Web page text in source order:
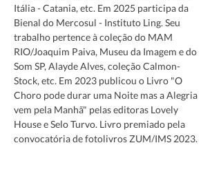
Itália - Catania, etc. Em 2025 participa da
Bienal do Mercosul - Instituto Ling. Seu
trabalho pertence à coleção do MAM
RIO/Joaquim Paiva, Museu da Imagem e do
Som SP, Alayde Alves, coleção Calmon-
Stock, etc. Em 2023 publicou o Livro "O
Choro pode durar uma Noite mas a Alegria
vem pela Manhã" pelas editoras Lovely
House e Selo Turvo. Livro premiado pela
convocatória de fotolivros ZUM/IMS 2023,